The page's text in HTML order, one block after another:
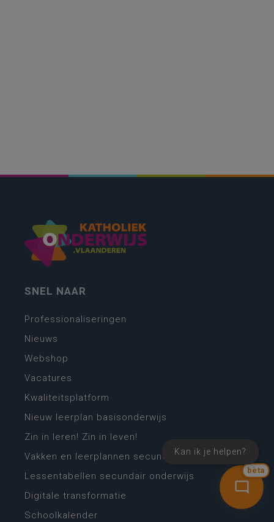
bèta
Kan ik je helpen?
SNEL NAAR
Professionaliseringen
Nieuws
Webshop
Vacatures
Kwaliteitsplatform
Nieuw leerplan basisonderwijs
Zin in leren! Zin in leven!
Vakken en leerplannen secundair onderwijs
Lessentabellen secundair onderwijs
Digitale transformatie
Schoolkalender